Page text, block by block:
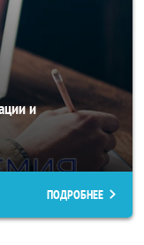
и
ПОДРОБНЕЕ